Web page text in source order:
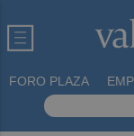
FORO PLAZA